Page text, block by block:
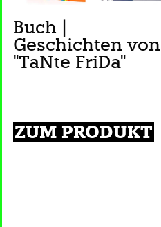
Buch |
Geschichten von
"TaNte FriDa"
ZUM PRODUKT